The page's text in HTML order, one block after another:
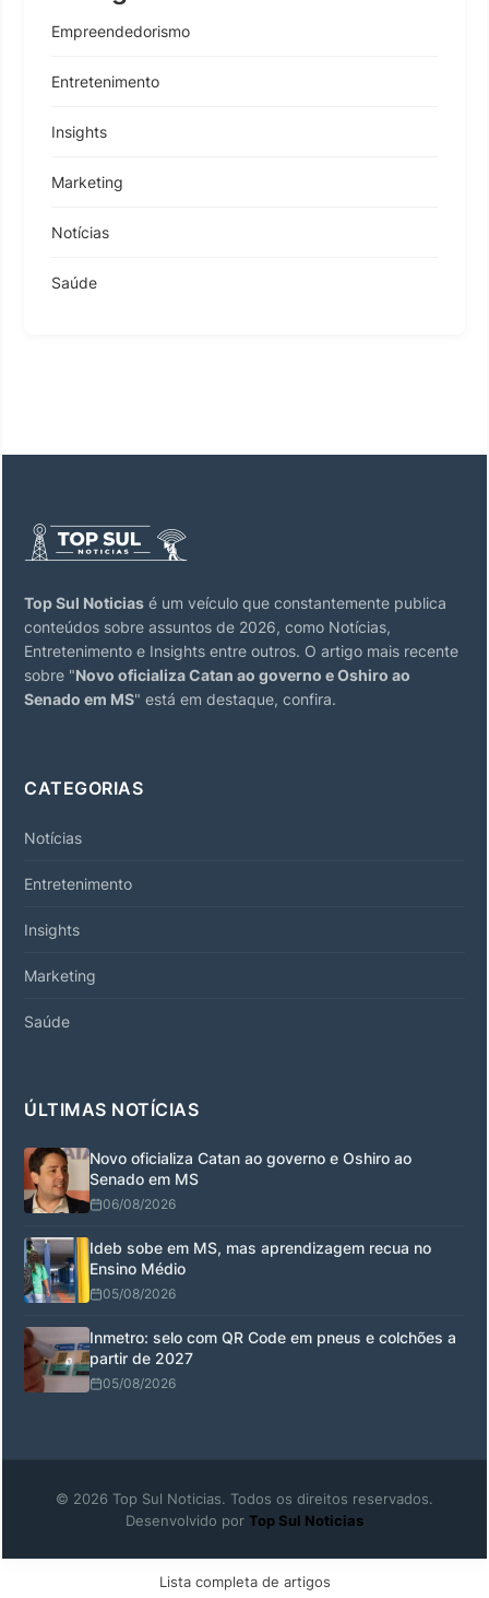
Empreendedorismo
Entretenimento
Insights
Marketing
Notícias
Saúde
Top Sul Noticias é um veículo que constantemente publica
conteúdos sobre assuntos de 2026, como Notícias,
Entretenimento e Insights entre outros. O artigo mais recente
sobre "Novo oficializa Catan ao governo e Oshiro ao
Senado em MS" está em destaque, confira.
CATEGORIAS
Notícias
Entretenimento
Insights
Marketing
Saúde
ÚLTIMAS NOTÍCIAS
Novo oficializa Catan ao governo e Oshiro ao
Senado em MS
06/08/2026
Ideb sobe em MS, mas aprendizagem recua no
Ensino Médio
05/08/2026
Inmetro: selo com QR Code em pneus e colchões a
partir de 2027
05/08/2026
© 2026 Top Sul Noticias. Todos os direitos reservados.
Desenvolvido por Top Sul Noticias
Lista completa de artigos